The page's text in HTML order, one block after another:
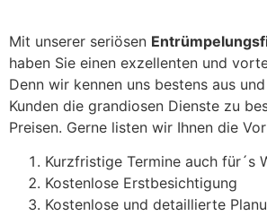
Mit unserer seriösen
haben Sie einen exzellenten und
Denn wir kennen uns bestens aus
Kunden die grandiosen Dienste zu
Preisen. Gerne listen wir Ihnen die
Kurzfristige Termine auch für´s
Kostenlose Erstbesichtigung
Kostenlose und detaillierte